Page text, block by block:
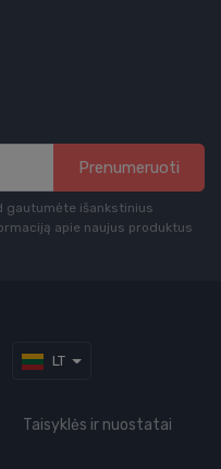
Prenumeruoti
gautumėte išankstinius
apie naujus produktus
LT
Taisyklės ir nuostatai